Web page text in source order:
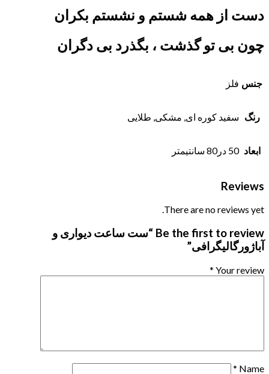
دست از همه شستم و نشستم بکران
چون بی تو گذشت ، بگذرد بی دگران
جنس فلز
رنگ سفید کوره ای, مشکی, طلایی
ابعاد 50 در80 سانتیمتر
Reviews
There are no reviews yet.
Be the first to review “ست ساعت دیواری و
آباژورگالیگرافی”
Your review
*
Name
*